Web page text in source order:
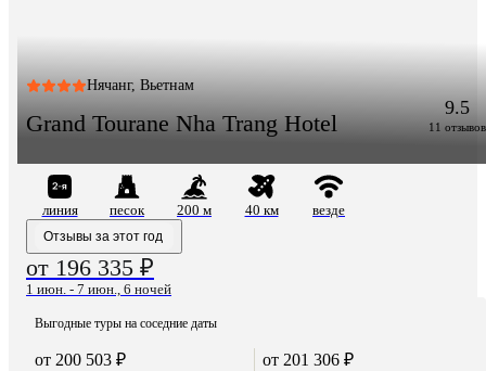
Нячанг, Вьетнам
Grand Tourane Nha Trang Hotel
9.5
11 отзывов
линия песок 200 м 40 км
везде
Отзывы за этот год
от 196 335 ₽
1 июн. - 7 июн., 6 ночей
Выгодные туры на соседние даты
от 200 503 ₽ от 201 306 ₽